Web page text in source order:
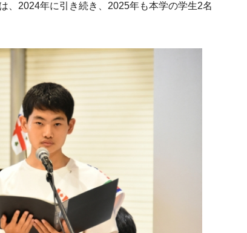
、2024年に引き続き、2025年も本学の学生2名